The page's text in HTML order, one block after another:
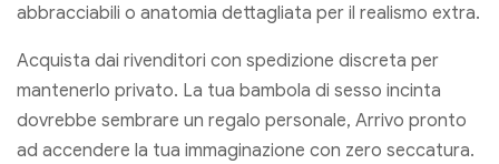
abbracciabili o anatomia dettagliata per il realismo extra.
Acquista dai rivenditori con spedizione discreta per
mantenerlo privato. La tua bambola di sesso incinta
dovrebbe sembrare un regalo personale, Arrivo pronto
ad accendere la tua immaginazione con zero seccatura.